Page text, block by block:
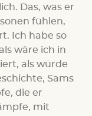
Das, was er
fühlen,
Ich habe so
wäre ich in
als würde
Sams
die er
mit